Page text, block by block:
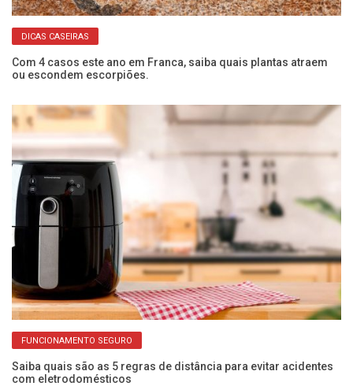
DICAS CASEIRAS
Com 4 casos este ano em Franca, saiba quais plantas atraem
ou escondem escorpiões.
FUNCIONAMENTO SEGURO
Saiba quais são as 5 regras de distância para evitar acidentes
com eletrodomésticos